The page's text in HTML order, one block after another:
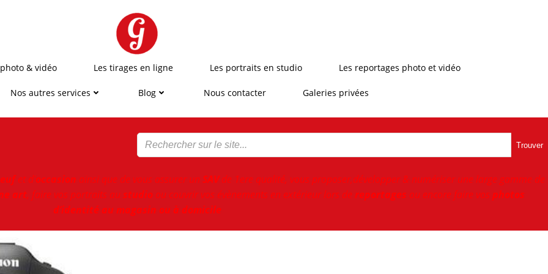
& vidéo Les tirages en ligne Les portraits en studio Les reportages photo et vidéo
Nos autres services Blog Nous contacter Galeries privées
Trouver
et d'occasion ainsi que de vous assurer un SAVde 1ere qualité, vous proposer,développer & numériser une large gamme de
art, faire vos portraits austudio ou couvrir vos évènements en extérieur lors de reportages ou encore faire vos photos
d’identité au magasin ou à domicile